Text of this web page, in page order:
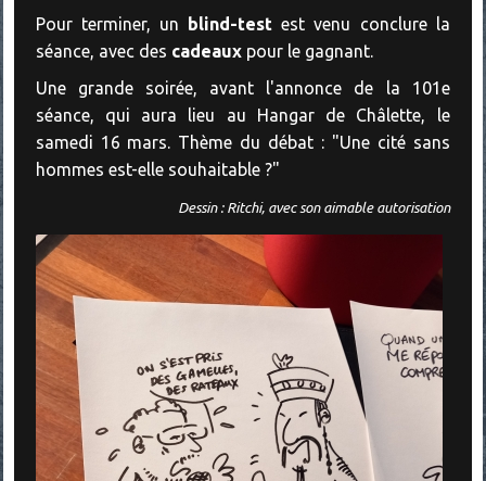
Pour terminer, un blind-test est venu conclure la
séance, avec des cadeaux pour le gagnant.
Une grande soirée, avant l'annonce de la 101e
séance, qui aura lieu au Hangar de Châlette, le
samedi 16 mars. Thème du débat : "Une cité sans
hommes est-elle souhaitable ?"
Dessin : Ritchi, avec son aimable autorisation